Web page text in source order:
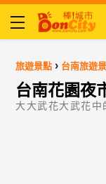
旅遊景點 › 台南旅遊
台南花園夜
大大武花大武花中